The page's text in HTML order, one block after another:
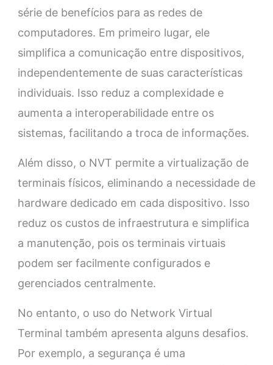
série de benefícios para as redes de
computadores. Em primeiro lugar, ele
simplifica a comunicação entre dispositivos,
independentemente de suas características
individuais. Isso reduz a complexidade e
aumenta a interoperabilidade entre os
sistemas, facilitando a troca de informações.
Além disso, o NVT permite a virtualização de
terminais físicos, eliminando a necessidade de
hardware dedicado em cada dispositivo. Isso
reduz os custos de infraestrutura e simplifica
a manutenção, pois os terminais virtuais
podem ser facilmente configurados e
gerenciados centralmente.
No entanto, o uso do Network Virtual
Terminal também apresenta alguns desafios.
Por exemplo, a segurança é uma